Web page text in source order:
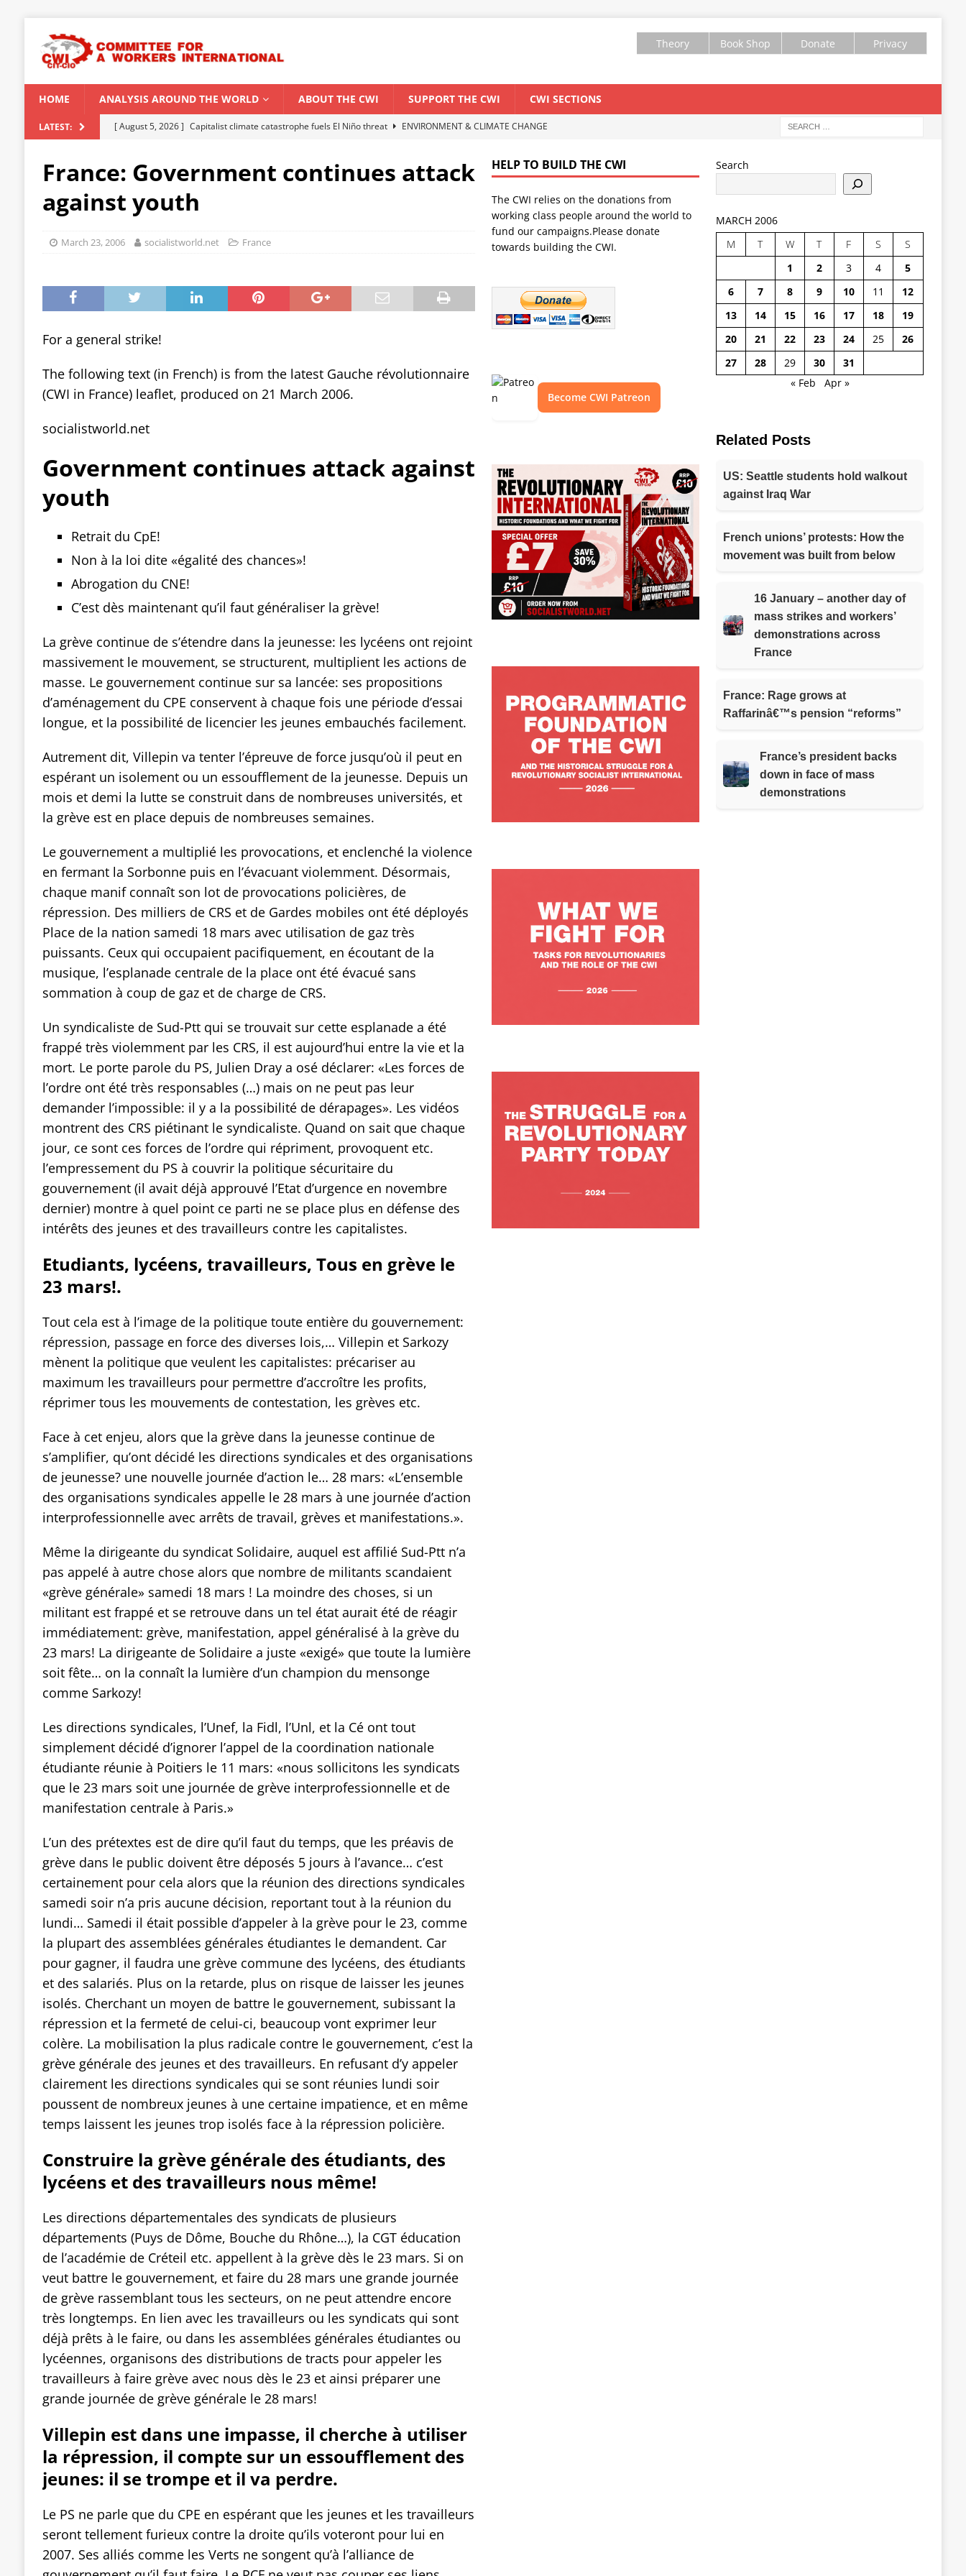
Theory Book Shop Donate Privacy
HOME ANALYSIS AROUND THE WORLD ABOUT THE CWI SUPPORT THE CWI CWI SECTIONS
LATEST: [ August 5, 2026 ] Capitalist climate catastrophe fuels El Niño threat
ENVIRONMENT & CLIMATE CHANGE
Modi Regime
INDIA
[ July 31, 2026 ] World capitalist economy in peril
[ August 6, 2026 ] CWI Summer School 2026 – a vibrant forum for Marxist discussion and debate
CWI SUMMER SCHOOL
France: Government continues attack
against youth
March 23, 2006 socialistworld.net France
For a general strike!
The following text (in French) is from the latest Gauche révolutionnaire
(CWI in France) leaflet, produced on 21 March 2006.
socialistworld.net
Government continues attack against
youth
Retrait du CpE!
Non à la loi dite «égalité des chances»!
Abrogation du CNE!
C’est dès maintenant qu’il faut généraliser la grève!
La grève continue de s’étendre dans la jeunesse: les lycéens ont rejoint
massivement le mouvement, se structurent, multiplient les actions de
masse. Le gouvernement continue sur sa lancée: ses propositions
d’aménagement du CPE conservent à chaque fois une période d’essai
longue, et la possibilité de licencier les jeunes embauchés facilement.
Autrement dit, Villepin va tenter l’épreuve de force jusqu’où il peut en
espérant un isolement ou un essoufflement de la jeunesse. Depuis un
mois et demi la lutte se construit dans de nombreuses universités, et
la grève est en place depuis de nombreuses semaines.
Le gouvernement a multiplié les provocations, et enclenché la violence
en fermant la Sorbonne puis en l’évacuant violemment. Désormais,
chaque manif connaît son lot de provocations policières, de
répression. Des milliers de CRS et de Gardes mobiles ont été déployés
Place de la nation samedi 18 mars avec utilisation de gaz très
puissants. Ceux qui occupaient pacifiquement, en écoutant de la
musique, l’esplanade centrale de la place ont été évacué sans
sommation à coup de gaz et de charge de CRS.
Un syndicaliste de Sud-Ptt qui se trouvait sur cette esplanade a été
frappé très violemment par les CRS, il est aujourd’hui entre la vie et la
mort. Le porte parole du PS, Julien Dray a osé déclarer: «Les forces de
l’ordre ont été très responsables (…) mais on ne peut pas leur
demander l’impossible: il y a la possibilité de dérapages». Les vidéos
montrent des CRS piétinant le syndicaliste. Quand on sait que chaque
jour, ce sont ces forces de l’ordre qui répriment, provoquent etc.
l’empressement du PS à couvrir la politique sécuritaire du
gouvernement (il avait déjà approuvé l’Etat d’urgence en novembre
dernier) montre à quel point ce parti ne se place plus en défense des
intérêts des jeunes et des travailleurs contre les capitalistes.
Etudiants, lycéens, travailleurs, Tous en grève le
23 mars!.
Tout cela est à l’image de la politique toute entière du gouvernement:
répression, passage en force des diverses lois,… Villepin et Sarkozy
mènent la politique que veulent les capitalistes: précariser au
maximum les travailleurs pour permettre d’accroître les profits,
réprimer tous les mouvements de contestation, les grèves etc.
Face à cet enjeu, alors que la grève dans la jeunesse continue de
s’amplifier, qu’ont décidé les directions syndicales et des organisations
de jeunesse? une nouvelle journée d’action le… 28 mars: «L’ensemble
des organisations syndicales appelle le 28 mars à une journée d’action
interprofessionnelle avec arrêts de travail, grèves et manifestations.».
Même la dirigeante du syndicat Solidaire, auquel est affilié Sud-Ptt n’a
pas appelé à autre chose alors que nombre de militants scandaient
«grève générale» samedi 18 mars ! La moindre des choses, si un
militant est frappé et se retrouve dans un tel état aurait été de réagir
immédiatement: grève, manifestation, appel généralisé à la grève du
23 mars! La dirigeante de Solidaire a juste «exigé» que toute la lumière
soit fête… on la connaît la lumière d’un champion du mensonge
comme Sarkozy!
Les directions syndicales, l’Unef, la Fidl, l’Unl, et la Cé ont tout
simplement décidé d’ignorer l’appel de la coordination nationale
étudiante réunie à Poitiers le 11 mars: «nous sollicitons les syndicats
que le 23 mars soit une journée de grève interprofessionnelle et de
manifestation centrale à Paris.»
L’un des prétextes est de dire qu’il faut du temps, que les préavis de
grève dans le public doivent être déposés 5 jours à l’avance… c’est
certainement pour cela alors que la réunion des directions syndicales
samedi soir n’a pris aucune décision, reportant tout à la réunion du
lundi… Samedi il était possible d’appeler à la grève pour le 23, comme
la plupart des assemblées générales étudiantes le demandent. Car
pour gagner, il faudra une grève commune des lycéens, des étudiants
et des salariés. Plus on la retarde, plus on risque de laisser les jeunes
isolés. Cherchant un moyen de battre le gouvernement, subissant la
répression et la fermeté de celui-ci, beaucoup vont exprimer leur
colère. La mobilisation la plus radicale contre le gouvernement, c’est la
grève générale des jeunes et des travailleurs. En refusant d’y appeler
clairement les directions syndicales qui se sont réunies lundi soir
poussent de nombreux jeunes à une certaine impatience, et en même
temps laissent les jeunes trop isolés face à la répression policière.
Construire la grève générale des étudiants, des
lycéens et des travailleurs nous même!
Les directions départementales des syndicats de plusieurs
départements (Puys de Dôme, Bouche du Rhône…), la CGT éducation
de l’académie de Créteil etc. appellent à la grève dès le 23 mars. Si on
veut battre le gouvernement, et faire du 28 mars une grande journée
de grève rassemblant tous les secteurs, on ne peut attendre encore
très longtemps. En lien avec les travailleurs ou les syndicats qui sont
déjà prêts à le faire, ou dans les assemblées générales étudiantes ou
lycéennes, organisons des distributions de tracts pour appeler les
travailleurs à faire grève avec nous dès le 23 et ainsi préparer une
grande journée de grève générale le 28 mars!
Villepin est dans une impasse, il cherche à utiliser
la répression, il compte sur un essoufflement des
jeunes: il se trompe et il va perdre.
Le PS ne parle que du CPE en espérant que les jeunes et les travailleurs
seront tellement furieux contre la droite qu’ils voteront pour lui en
2007. Ses alliés comme les Verts ne songent qu’à l’alliance de
HELP TO BUILD THE CWI
The CWI relies on the donations from
working class people around the world to
fund our campaigns.Please donate
towards building the CWI.
Become CWI Patreon
Search
MARCH 2006
M
T W T F S
S
1
2 3 4
5
6
7 8 9 10 11
12
13
14 15 16 17 18
19
20
21 22 23 24 25
26
27
28 29 30
31
« Feb
Apr »
Related Posts
US: Seattle students hold walkout
against Iraq War
French unions’ protests: How the
movement was built from below
16 January – another day of
mass strikes and workers’
demonstrations across
France
France: Rage grows at
Raffarinâ€™s pension “reforms”
France’s president backs
down in face of mass
demonstrations